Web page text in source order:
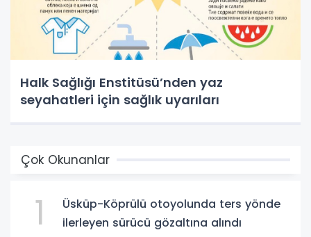
Halk Sağlığı Enstitüsü’nden yaz
seyahatleri için sağlık uyarıları
Çok Okunanlar
1
Üsküp-Köprülü otoyolunda ters yönde
ilerleyen sürücü gözaltına alındı